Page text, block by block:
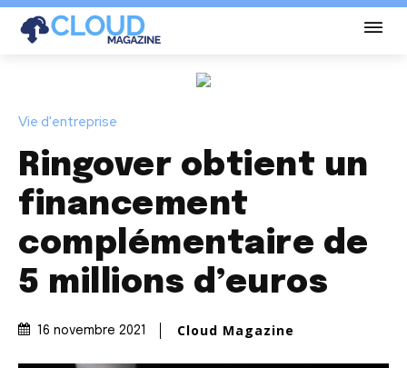
Vie d'entreprise
Ringover obtient un
financement
complémentaire de
5 millions d’euros
16 novembre 2021 Cloud Magazine